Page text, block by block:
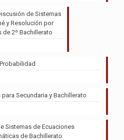
de Sistemas
y Resolución por
de 2º Bachillerato
Secundaria y Bachillerato
Sistemas de Ecuaciones
de Bachillerato